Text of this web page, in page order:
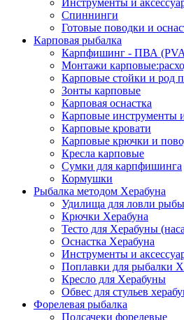
Спиннинги
Готовые поводки и
Карповая рыбалка
Карпфишинг - ПВА
Монтажи
Карповые стойки и род
Зонты карповые
Карповая оснастка
Карповые инструменты
Карповые кровати
Карповые крючки и
Кресла карповые
Сумки для карпфишинга
Кормушки
Рыбалка методом Херабуна
Удилища для ловли
Крючки Херабуна
Тесто для Херабуны
Оснастка Херабуна
Инструменты и
Поплавки для рыбалки
Кресло для Херабуны
Обвес для стульев
Форелевая рыбалка
Подсачеки форелевые